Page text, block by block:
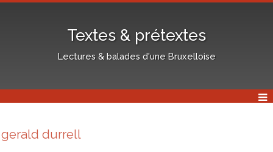
Textes & prétextes
Lectures & balades d'une Bruxelloise
gerald durrell